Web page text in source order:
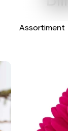
Assortiment